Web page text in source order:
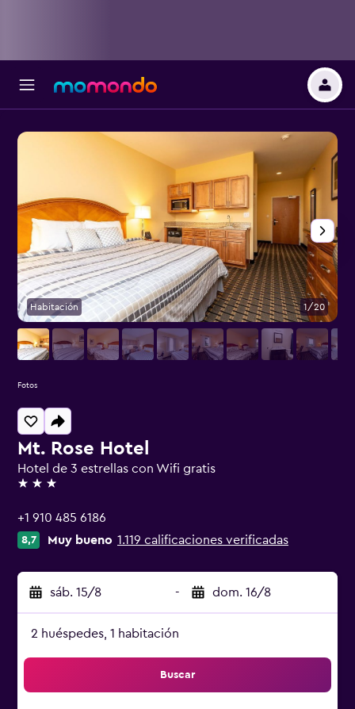
Mt. Rose Hotel
Hotel de 3 estrellas con Wifi gratis
3 estrellas
+1 910 485 6186
8,7 Muy bueno 1.119 calificaciones verificadas
sáb. 15/8 - dom. 16/8
2 huéspedes, 1 habitación
Buscar
Habitación 1/20
Fotos